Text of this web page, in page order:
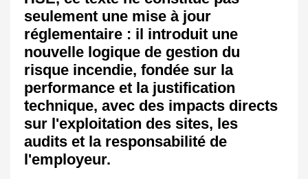
seulement une mise à jour
réglementaire : il introduit une
nouvelle logique de gestion du
risque incendie, fondée sur la
performance et la justification
technique, avec des impacts directs
sur l'exploitation des sites, les
audits et la responsabilité de
l'employeur.